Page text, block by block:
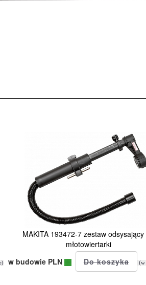
MAKITA 193472-7 zestaw odsysający
młotowiertarki
w budowie PLN
(w